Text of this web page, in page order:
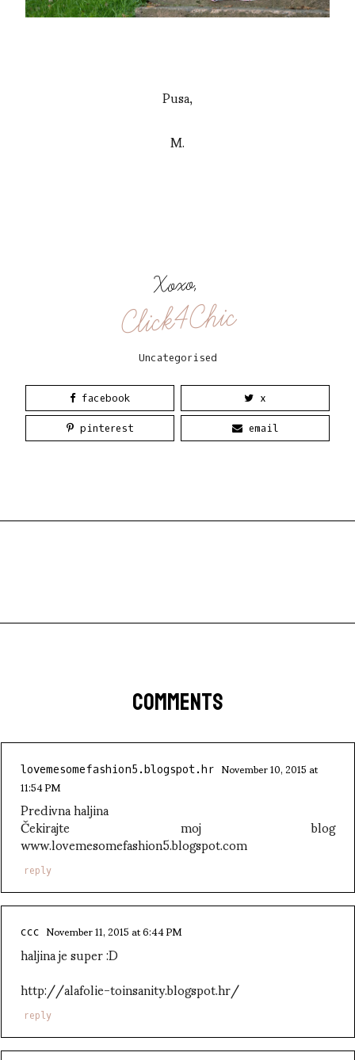
Pusa,
M.
Xoxo,
Click4Chic
Uncategorised
facebook x
pinterest email
COMMENTS
lovemesomefashion5.blogspot.hr November 10, 2015 at
11:54 PM
Predivna haljina
Čekirajte moj blog
www.lovemesomefashion5.blogspot.com
reply
ccc November 11, 2015 at 6:44 PM
haljina je super :D
http://alafolie-toinsanity.blogspot.hr/
reply